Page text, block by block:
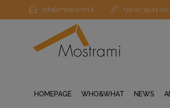
info@mostra-mi.it +39 02 39 44 00
HOMEPAGE WHO&WHAT NEWS